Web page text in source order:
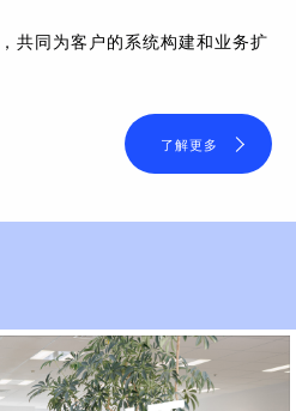
共同为客户的系统构建和业务扩
了解更多